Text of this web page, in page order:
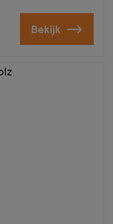
Bekijk